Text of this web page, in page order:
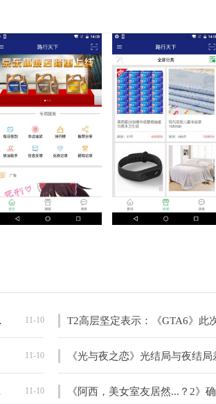
客串？ 11-10
11-10 《光与夜之恋》光结局与夜结
之旅 11-10